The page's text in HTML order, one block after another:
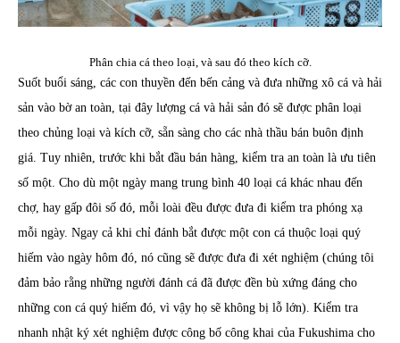
Phân chia cá theo loại, và sau đó theo kích cỡ.
Suốt buổi sáng, các con thuyền đến bến cảng và đưa những xô cá và hải
sản vào bờ an toàn, tại đây lượng cá và hải sản đó sẽ được phân loại
theo chủng loại và kích cỡ, sẵn sàng cho các nhà thầu bán buôn định
giá. Tuy nhiên, trước khi bắt đầu bán hàng, kiểm tra an toàn là ưu tiên
số một. Cho dù một ngày mang trung bình 40 loại cá khác nhau đến
chợ, hay gấp đôi số đó, mỗi loài đều được đưa đi kiểm tra phóng xạ
mỗi ngày. Ngay cả khi chỉ đánh bắt được một con cá thuộc loại quý
hiếm vào ngày hôm đó, nó cũng sẽ được đưa đi xét nghiệm (chúng tôi
đảm bảo rằng những người đánh cá đã được đền bù xứng đáng cho
những con cá quý hiếm đó, vì vậy họ sẽ không bị lỗ lớn). Kiểm tra
nhanh nhật ký xét nghiệm được công bố công khai của Fukushima cho